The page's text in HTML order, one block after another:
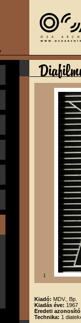
1
Kiadó: MDV., Bp.
Kiadás éve: 1967
Eredeti
Technika: 1